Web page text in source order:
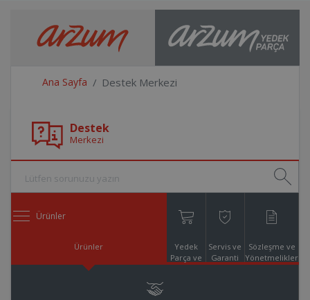
Ana Sayfa Destek Merkezi
Destek
Merkezi
Ürünler
Ürünler
Yedek
Parça ve
Servis ve
Garanti
Sözleşme ve
Yönetmelikler